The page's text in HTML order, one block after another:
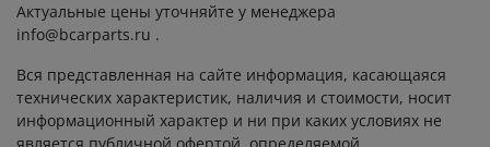
Актуальные цены уточняйте у менеджера
info@bcarparts.ru .
Вся представленная на сайте информация, касающаяся
технических характеристик, наличия и стоимости, носит
информационный характер и ни при каких условиях не